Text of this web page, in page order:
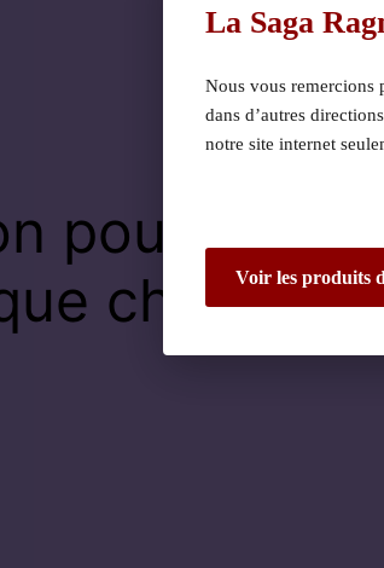
pour le
chose
La Saga
Nous vous remercions
dans d’autres
notre site internet
Voir les produits